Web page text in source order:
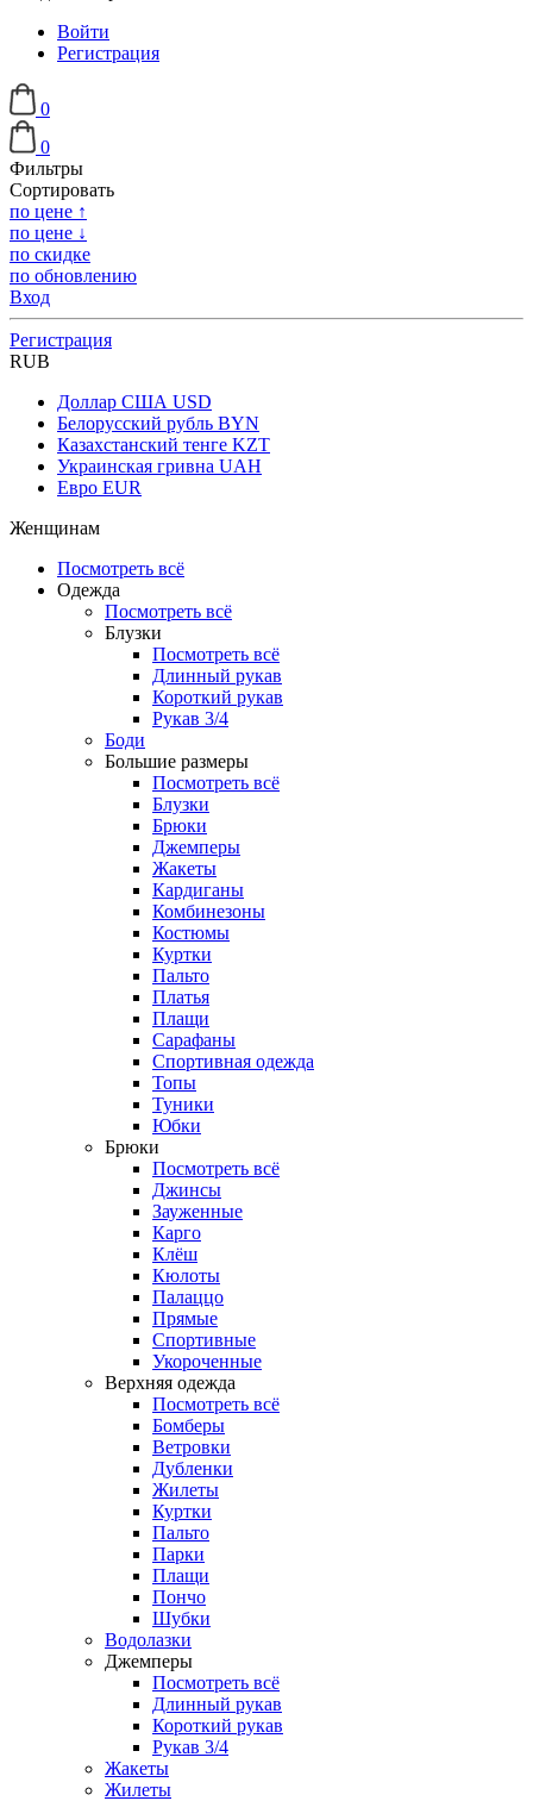
Войти
Регистрация
0
0
Фильтры
Сортировать
по цене ↑
по цене ↓
по скидке
по обновлению
Вход
Регистрация
RUB
Доллар США USD
Белорусский рубль BYN
Казахстанский тенге KZT
Украинская гривна UAH
Евро EUR
Женщинам
Посмотреть всё
Одежда
Посмотреть всё
Блузки
Посмотреть всё
Длинный рукав
Короткий рукав
Рукав 3/4
Боди
Большие размеры
Посмотреть всё
Блузки
Брюки
Джемперы
Жакеты
Кардиганы
Комбинезоны
Костюмы
Куртки
Пальто
Платья
Плащи
Сарафаны
Спортивная одежда
Топы
Туники
Юбки
Брюки
Посмотреть всё
Джинсы
Зауженные
Карго
Клёш
Кюлоты
Палаццо
Прямые
Спортивные
Укороченные
Верхняя одежда
Посмотреть всё
Бомберы
Ветровки
Дубленки
Жилеты
Куртки
Пальто
Парки
Плащи
Пончо
Шубки
Водолазки
Джемперы
Посмотреть всё
Длинный рукав
Короткий рукав
Рукав 3/4
Жакеты
Жилеты